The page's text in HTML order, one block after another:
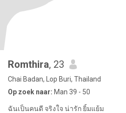
Romthira, 23
Chai Badan, Lop Buri, Thailand
Op zoek naar: Man 39 - 50
ฉันเป็นคนดี จริงใจ น่ารัก ยิ้มแย้ม